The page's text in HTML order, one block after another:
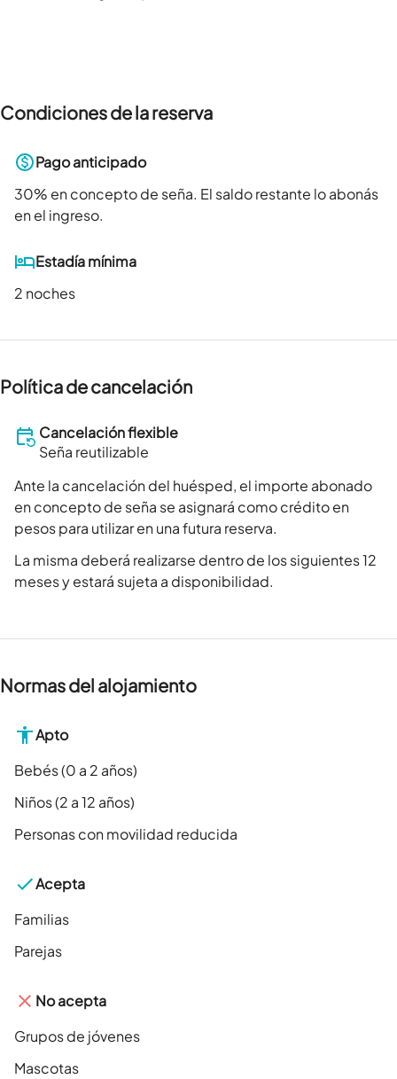
Condiciones de la reserva
Pago anticipado
30% en concepto de seña. El saldo restante lo abonás
en el ingreso.
Estadía mínima
2 noches
Política de cancelación
Cancelación flexible
Seña reutilizable
Ante la cancelación del huésped, el importe abonado
en concepto de seña se asignará como crédito en
pesos para utilizar en una futura reserva.
La misma deberá realizarse dentro de los siguientes 12
meses y estará sujeta a disponibilidad.
Normas del alojamiento
Apto
Bebés (0 a 2 años)
Niños (2 a 12 años)
Personas con movilidad reducida
Acepta
Familias
Parejas
No acepta
Grupos de jóvenes
Mascotas